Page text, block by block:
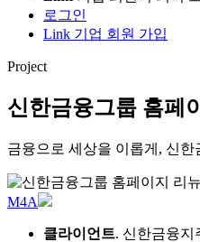
로그인
Link 기업 회원 가입
Project
신한금융그룹 홈페
금융으로 세상을 이롭게, 신
M4A
클라이언트. 신한금융지